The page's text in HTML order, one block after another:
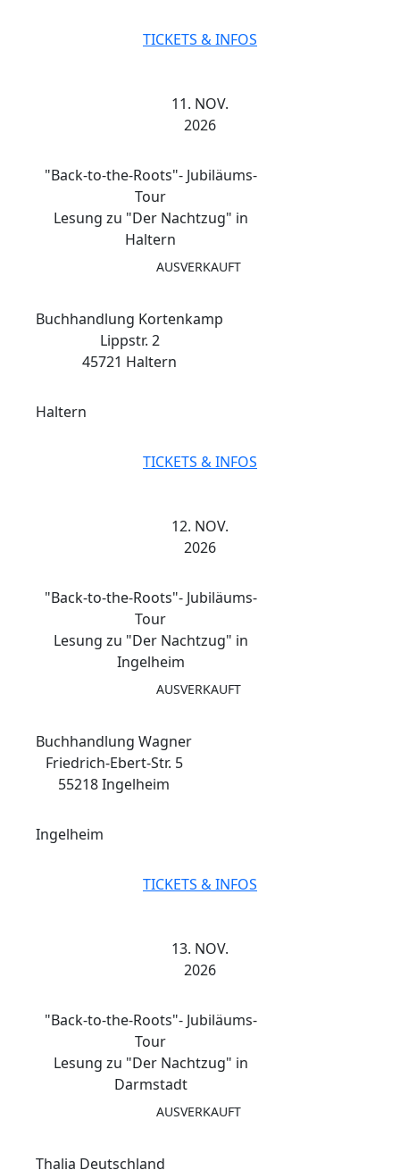
TICKETS & INFOS
11. NOV.
2026
"Back-to-the-Roots"- Jubiläums-
Tour
Lesung zu "Der Nachtzug" in
Haltern
AUSVERKAUFT
Buchhandlung Kortenkamp
Lippstr. 2
45721 Haltern
Haltern
TICKETS & INFOS
12. NOV.
2026
"Back-to-the-Roots"- Jubiläums-
Tour
Lesung zu "Der Nachtzug" in
Ingelheim
AUSVERKAUFT
Buchhandlung Wagner
Friedrich-Ebert-Str. 5
55218 Ingelheim
Ingelheim
TICKETS & INFOS
13. NOV.
2026
"Back-to-the-Roots"- Jubiläums-
Tour
Lesung zu "Der Nachtzug" in
Darmstadt
AUSVERKAUFT
Thalia Deutschland